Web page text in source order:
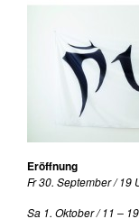
Eröffnung
Fr 30. September / 19
Sa 1. Oktober /11 –